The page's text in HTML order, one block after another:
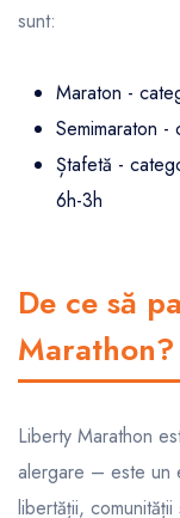
sunt:
Maraton -
Semimaraton
Ștafetă -
6h-3h
De ce să
Marathon?
Liberty Marathon
alergare – este un
libertății,